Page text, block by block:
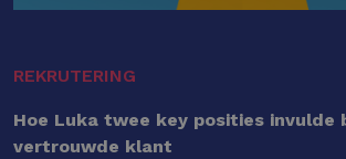
REKRUTERING
Hoe Luka twee key posities invulde
vertrouwde klant